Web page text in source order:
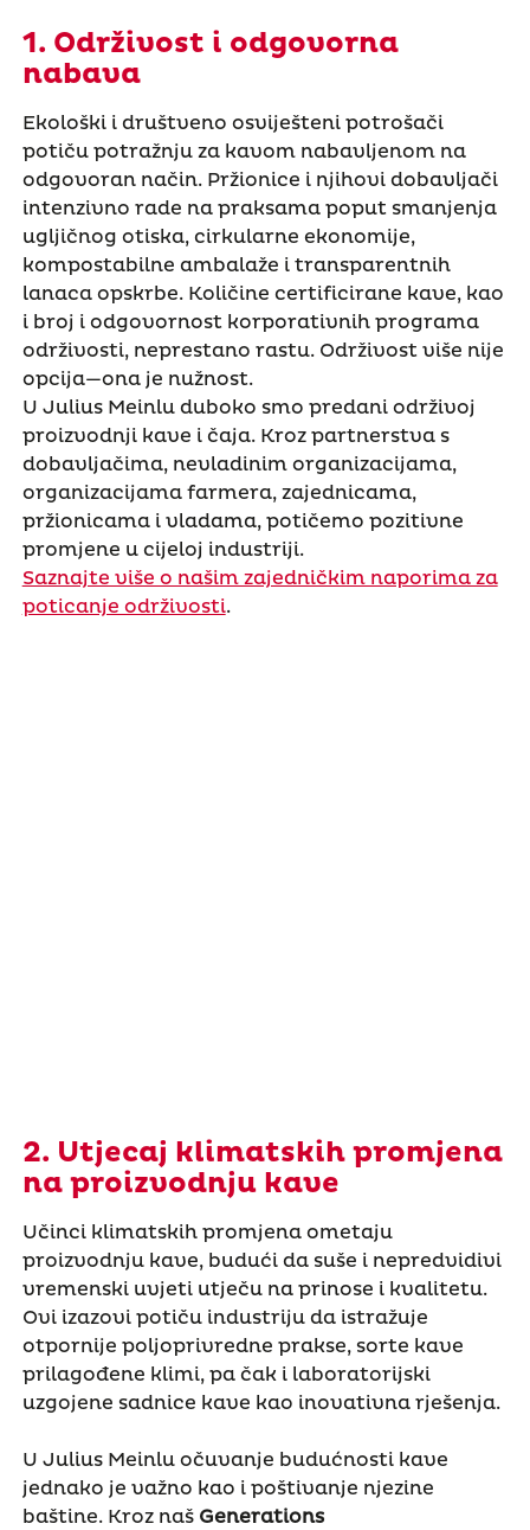
1. Održivost i odgovorna
nabava
Ekološki i društveno osviješteni potrošači
potiču potražnju za kavom nabavljenom na
odgovoran način. Pržionice i njihovi dobavljači
intenzivno rade na praksama poput smanjenja
ugljičnog otiska, cirkularne ekonomije,
kompostabilne ambalaže i transparentnih
lanaca opskrbe. Količine certificirane kave, kao
i broj i odgovornost korporativnih programa
održivosti, neprestano rastu. Održivost više nije
opcija—ona je nužnost.
U Julius Meinlu duboko smo predani održivoj
proizvodnji kave i čaja. Kroz partnerstva s
dobavljačima, nevladinim organizacijama,
organizacijama farmera, zajednicama,
pržionicama i vladama, potičemo pozitivne
promjene u cijeloj industriji.
Saznajte više o našim zajedničkim naporima za
poticanje održivosti.
2. Utjecaj klimatskih promjena
na proizvodnju kave
Učinci klimatskih promjena ometaju
proizvodnju kave, budući da suše i nepredvidivi
vremenski uvjeti utječu na prinose i kvalitetu.
Ovi izazovi potiču industriju da istražuje
otpornije poljoprivredne prakse, sorte kave
prilagođene klimi, pa čak i laboratorijski
uzgojene sadnice kave kao inovativna rješenja.
U Julius Meinlu očuvanje budućnosti kave
jednako je važno kao i poštivanje njezine
baštine. Kroz naš Generations